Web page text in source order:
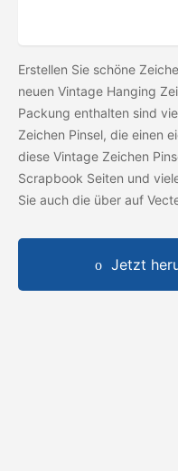
Erstellen Sie schöne
neuen Vintage Hanging
Packung enthalten sind
Zeichen Pinsel, die einen
diese Vintage Zeichen
Scrapbook Seiten und
Sie auch die über auf
Jetzt